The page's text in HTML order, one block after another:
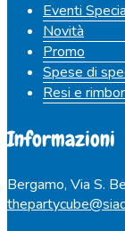
Eventi
Novità
Promo
Spese di
Resi e
Informazioni
Bergamo, Via S.